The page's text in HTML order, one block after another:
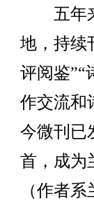
五年来
地，持续
评阅鉴”“
作交流和
今微刊已
首，成为
（作者